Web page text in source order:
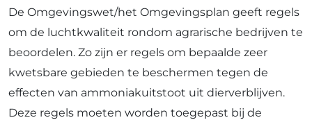
De Omgevingswet/het Omgevingsplan geeft regels
om de luchtkwaliteit rondom agrarische bedrijven te
beoordelen. Zo zijn er regels om bepaalde zeer
kwetsbare gebieden te beschermen tegen de
effecten van ammoniakuitstoot uit dierverblijven.
Deze regels moeten worden toegepast bij de